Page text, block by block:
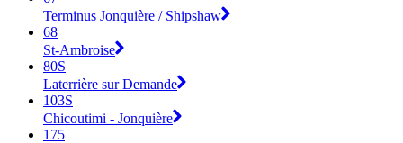
Terminus Jonquière / Shipshaw
68
St-Ambroise
80S
Laterrière sur Demande
103S
Chicoutimi - Jonquière
175